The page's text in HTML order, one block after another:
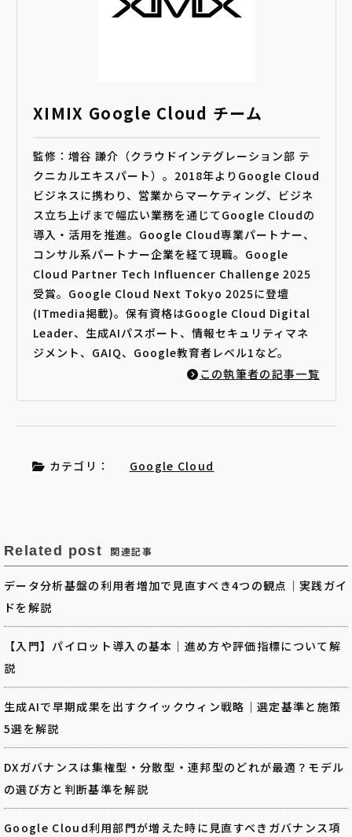
XIMIX Google Cloud チーム
監修：増谷 謙介（クラウドインテグレーション部 テ
クニカルエキスパート）。2018年よりGoogle Cloud
ビジネスに携わり、営業からマーケティング、ビジネ
ス立ち上げまで幅広い業務を通じてGoogle Cloudの
導入・活用を推進。Google Cloud専業パートナー、
コンサル系パートナー企業を経て現職。Google
Cloud Partner Tech Influencer Challenge 2025
受賞。Google Cloud Next Tokyo 2025に登壇
(ITmedia掲載)。保有資格はGoogle Cloud Digital
Leader、生成AIパスポート、情報セキュリティマネ
ジメント、GAIQ、Google教育者レベル1など。
この執筆者の記事一覧
カテゴリ： Google Cloud
Related post 関連記事
データ分析基盤の利用者増加で見直すべき4つの観点｜実践ガイ
ドを解説
【入門】パイロット導入の基本｜進め方や評価指標について解
説
生成AIで早期成果を出すクイックウィン戦略｜選定基準と施策
5選を解説
DXガバナンスは集権型・分散型・連邦型のどれが最適？モデル
の選び方と判断基準を解説
Google Cloud利用部門が増えた時に見直すべきガバナンス項